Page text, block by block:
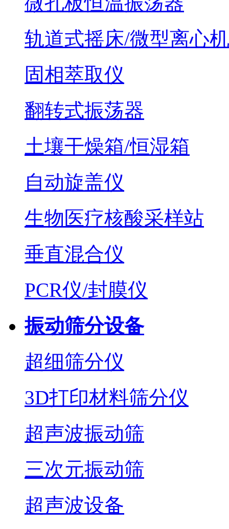
轨道式摇床/微型离心机
固相萃取仪
翻转式振荡器
土壤干燥箱/恒湿箱
自动旋盖仪
生物医疗核酸采样站
垂直混合仪
PCR仪/封膜仪
振动筛分设备
超细筛分仪
3D打印材料筛分仪
超声波振动筛
三次元振动筛
超声波设备